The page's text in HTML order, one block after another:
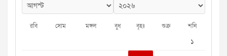
রবি সোম মঙ্গল বুধ বৃহঃ শুক্র শনি
১